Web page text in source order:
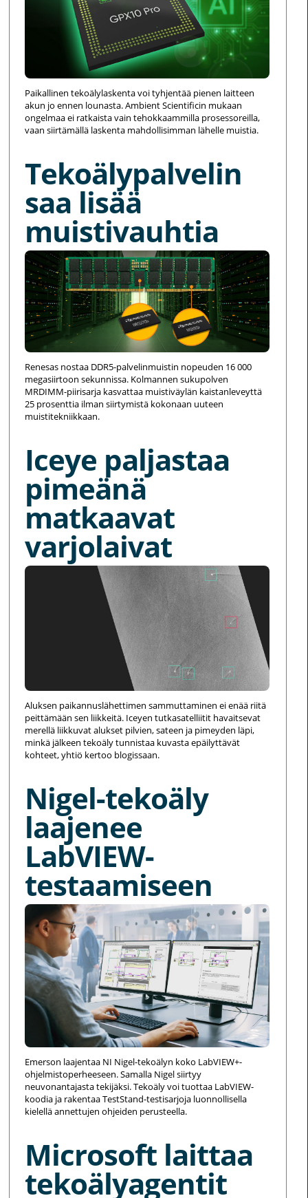
Paikallinen tekoälylaskenta voi tyhjentää pienen laitteen
akun jo ennen lounasta. Ambient Scientificin mukaan
ongelmaa ei ratkaista vain tehokkaammilla prosessoreilla,
vaan siirtämällä laskenta mahdollisimman lähelle muistia.
Tekoälypalvelin
saa lisää
muistivauhtia
Renesas nostaa DDR5-palvelinmuistin nopeuden 16 000
megasiirtoon sekunnissa. Kolmannen sukupolven
MRDIMM-piirisarja kasvattaa muistiväylän kaistanleveyttä
25 prosenttia ilman siirtymistä kokonaan uuteen
muistitekniikkaan.
Iceye paljastaa
pimeänä
matkaavat
varjolaivat
Aluksen paikannuslähettimen sammuttaminen ei enää riitä
peittämään sen liikkeitä. Iceyen tutkasatelliitit havaitsevat
merellä liikkuvat alukset pilvien, sateen ja pimeyden läpi,
minkä jälkeen tekoäly tunnistaa kuvasta epäilyttävät
kohteet, yhtiö kertoo blogissaan.
Nigel-tekoäly
laajenee
LabVIEW-
testaamiseen
Emerson laajentaa NI Nigel-tekoälyn koko LabVIEW+-
ohjelmistoperheeseen. Samalla Nigel siirtyy
neuvonantajasta tekijäksi. Tekoäly voi tuottaa LabVIEW-
koodia ja rakentaa TestStand-testisarjoja luonnollisella
kielellä annettujen ohjeiden perusteella.
Microsoft laittaa
tekoälyagentit